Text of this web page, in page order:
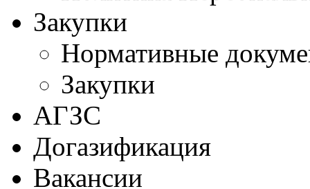
Закупки
Нормативные
Закупки
АГЗС
Догазификация
Вакансии